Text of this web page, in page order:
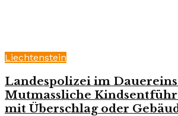
Liechtenstein
Landespolizei im
Mutmassliche
mit Überschlag oder